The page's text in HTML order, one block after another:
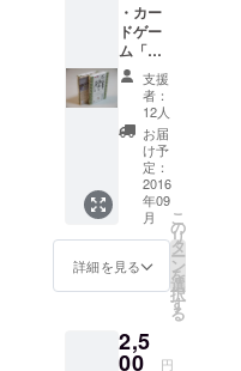
に希望がなけれ
ばCAMPFIREの
IDを記載しま
す。ご希望の方
はご連絡くださ
い）
・カー
ドゲー
ム「三
千世界
の烏を
殺し、
主と朝
寝がし
てみた
い」新
版 プロ
ジェク
トの限
定特典
とし
て、限
ターを
お送り
支援
者：
12人
お届
け予
定：
2016
年09
月
詳細を見る
こ
の
リ
タ
ー
ン
を
選
択
す
る
2,5
00 円